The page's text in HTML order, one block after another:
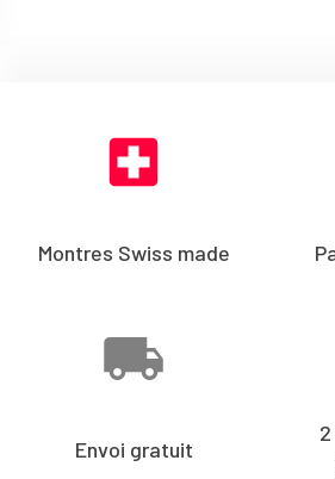
Montres Swiss made
Envoi gratuit